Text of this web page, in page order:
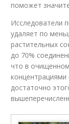
поможет
Исследователи
удаляет по
растительных
до 70%
что в
достаточно